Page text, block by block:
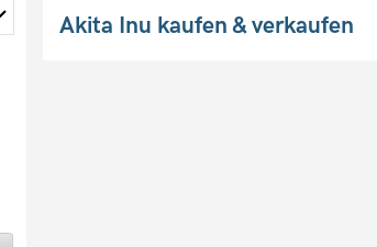
Akita Inu kaufen & verkaufen